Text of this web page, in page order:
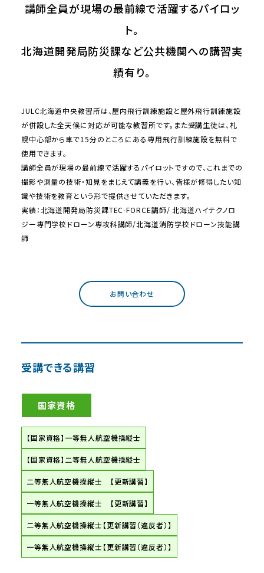
講師全員が現場の最前線で活躍するパイロッ
ト。
北海道開発局防災課など公共機関への講習実
績有り。
JULC北海道中央教習所は、屋内飛行訓練施設と屋外飛行訓練施設
が併設した全天候に対応が可能な教習所です。また受講生徒は、札
幌中心部から車で15分のところにある専用飛行訓練施設を無料で
使用できます。
講師全員が現場の最前線で活躍するパイロットですので、これまでの
撮影や測量の技術・知見をまじえて講義を行い、皆様が修得したい知
識や技術を教育という形で提供させていただきます。
実績：北海道開発局防災課TEC-FORCE講師/ 北海道ハイテクノロ
ジー専門学校ドローン専攻科講師/北海道消防学校ドローン技能講
師
お問い合わせ
受講できる講習
国家資格
【国家資格】一等無人航空機操縦士
【国家資格】二等無人航空機操縦士
二等無人航空機操縦士 【更新講習】
一等無人航空機操縦士 【更新講習】
二等無人航空機操縦士【更新講習（違反者）】
一等無人航空機操縦士【更新講習（違反者）】